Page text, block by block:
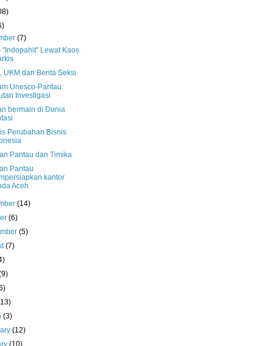
(7)
"Indopahit" Lewat Kaos
UKM dan Berita Seksi
Unesco-Pantau:
Investigasi
bermain di Dunia
Perubahan Bisnis
Pantau dan Timika
Pantau
kantor
Aceh
(14)
(6)
(5)
(7)
(3)
(12)
(10)